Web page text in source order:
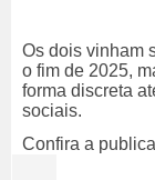
Os dois vinham
o fim de 2025,
forma discreta
sociais.
Confira a